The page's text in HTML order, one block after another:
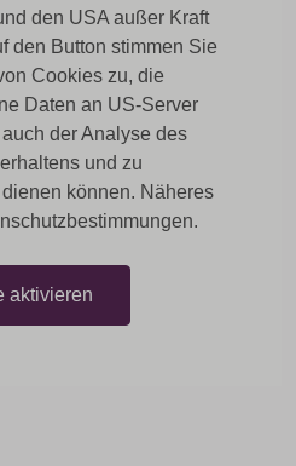
den USA außer Kraft
den Button stimmen Sie
Cookies zu, die
Daten an US-Server
der Analyse des
und zu
können. Näheres
aktivieren